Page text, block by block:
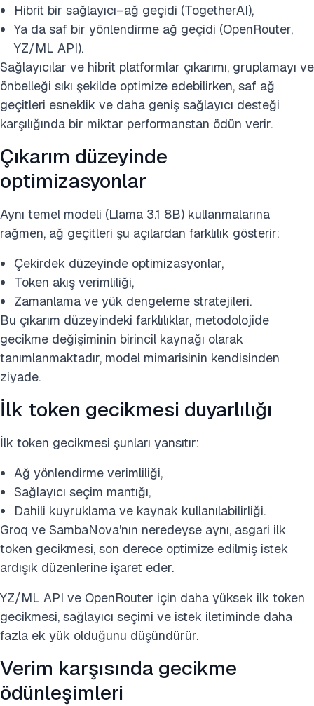
Hibrit bir sağlayıcı–ağ geçidi (TogetherAI),
Ya da saf bir yönlendirme ağ geçidi (OpenRouter,
YZ/ML API).
Sağlayıcılar ve hibrit platformlar çıkarımı, gruplamayı ve
önbelleği sıkı şekilde optimize edebilirken, saf ağ
geçitleri esneklik ve daha geniş sağlayıcı desteği
karşılığında bir miktar performanstan ödün verir.
Çıkarım düzeyinde
optimizasyonlar
Aynı temel modeli (Llama 3.1 8B) kullanmalarına
rağmen, ağ geçitleri şu açılardan farklılık gösterir:
Çekirdek düzeyinde optimizasyonlar,
Token akış verimliliği,
Zamanlama ve yük dengeleme stratejileri.
Bu çıkarım düzeyindeki farklılıklar, metodolojide
gecikme değişiminin birincil kaynağı olarak
tanımlanmaktadır, model mimarisinin kendisinden
ziyade.
İlk token gecikmesi duyarlılığı
İlk token gecikmesi şunları yansıtır:
Ağ yönlendirme verimliliği,
Sağlayıcı seçim mantığı,
Dahili kuyruklama ve kaynak kullanılabilirliği.
Groq ve SambaNova'nın neredeyse aynı, asgari ilk
token gecikmesi, son derece optimize edilmiş istek
ardışık düzenlerine işaret eder.
YZ/ML API ve OpenRouter için daha yüksek ilk token
gecikmesi, sağlayıcı seçimi ve istek iletiminde daha
fazla ek yük olduğunu düşündürür.
Verim karşısında gecikme
ödünleşimleri